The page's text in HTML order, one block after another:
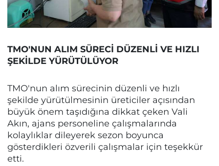
TMO'NUN ALIM SÜRECİ DÜZENLİ VE HIZLI
ŞEKİLDE YÜRÜTÜLÜYOR
TMO'nun alım sürecinin düzenli ve hızlı
şekilde yürütülmesinin üreticiler açısından
büyük önem taşıdığına dikkat çeken Vali
Akın, ajans personeline çalışmalarında
kolaylıklar dileyerek sezon boyunca
gösterdikleri özverili çalışmalar için teşekkür
etti.